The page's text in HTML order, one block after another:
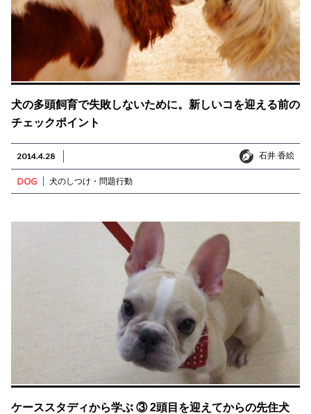
犬の多頭飼育で失敗しないために。新しいコを迎える前の
チェックポイント
2014.4.28 石井 香絵
石井 香絵
DOG 犬のしつけ・問題行動
ケーススタディから学ぶ ③ 2頭目を迎えてからの先住犬